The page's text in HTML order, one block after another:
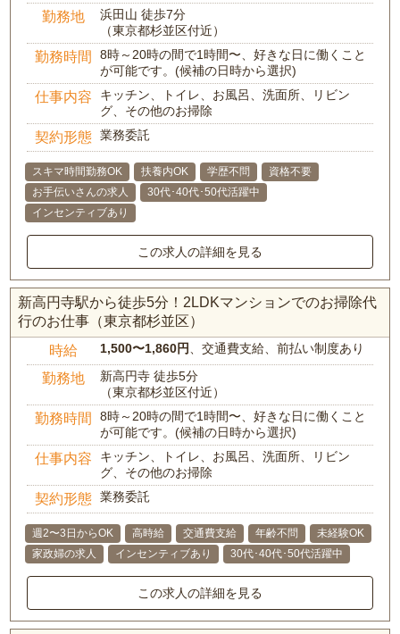
勤務地
浜田山 徒歩7分
（東京都杉並区付近）
勤務時間
8時～20時の間で1時間〜、好きな日に働くこと
が可能です。(候補の日時から選択)
仕事内容
キッチン、トイレ、お風呂、洗面所、リビン
グ、その他のお掃除
契約形態 業務委託
スキマ時間勤務OK 扶養内OK 学歴不問
資格不要
お手伝いさんの求人
30代･40代･50代活躍中
インセンティブあり
この求人の詳細を見る
新高円寺駅から徒歩5分！2LDKマンションでのお掃除代
行のお仕事（東京都杉並区）
時給 1,500〜1,860円 、交通費支給、前払い制度あり
勤務地
新高円寺 徒歩5分
（東京都杉並区付近）
勤務時間
8時～20時の間で1時間〜、好きな日に働くこと
が可能です。(候補の日時から選択)
仕事内容
キッチン、トイレ、お風呂、洗面所、リビン
グ、その他のお掃除
契約形態 業務委託
週2〜3日からOK 高時給 交通費支給 年齢不問
未経験OK
家政婦の求人
インセンティブあり 30代･40代･50代活躍中
この求人の詳細を見る